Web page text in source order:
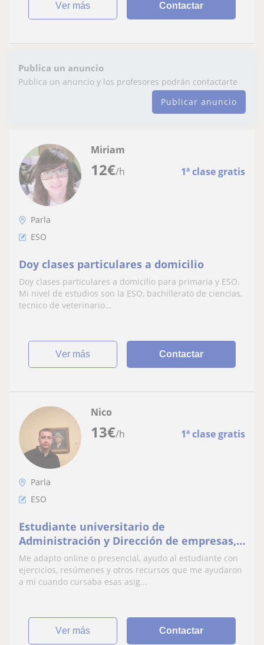
ver más Contactar
Publica un anuncio
Publica un anuncio y los profesores podrán contactarte
Publicar anuncio
12€/h 1ª clase gratis
Miriam
Parla
ESO
Doy clases particulares a domicilio
Doy clases particulares a domicilio para primaria y ESO.
Mi nivel de estudios son la ESO, bachillerato de ciencias,
tecnico de veterinario...
ver más Contactar
13€/h 1ª clase gratis
Nico
Parla
ESO
Estudiante universitario de
Administración y Dirección de empresas,
bachillerato cursado de ciencias de la
salud.
Me adapto online o presencial, ayudo al estudiante con
ejercicios, resúmenes y otros recursos que me ayudaron
a mí cuando cursaba esas asig...
ver más Contactar